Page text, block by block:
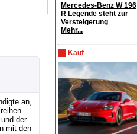
Mercedes-Benz W 196
R Legende steht zur
Versteigerung
Mehr...
Kauf
an,
der
mit den